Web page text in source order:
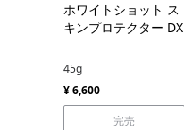
ホワイトショット ス
キンプロテクター DX
45g
¥ 6,600
完売